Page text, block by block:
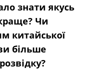
знати якусь
Чи
китайської
більше